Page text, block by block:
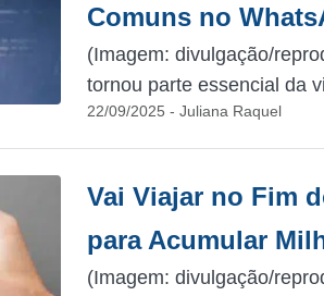
Comuns no
(Imagem: divulgação/
tornou parte essencial da
22/09/2025 - Juliana Raquel
Vai Viajar no Fim
para Acumular
(Imagem: divulgação/